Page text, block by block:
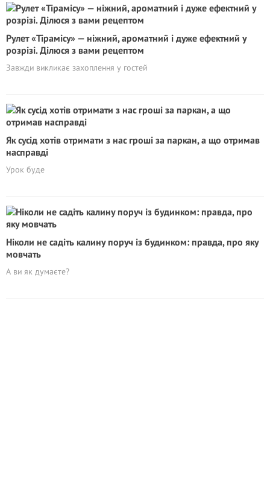
Рулет «Тірамісу» — ніжний, ароматний і дуже ефектний у
розрізі. Ділюся з вами рецептом
Завжди викликає захоплення у гостей
Як сусід хотів отримати з нас грoші за паркан, а що отримав
насправді
Урок буде
Ніколи не садіть калину поруч із будинком: правда, про яку
мовчать
А ви як думаєте?